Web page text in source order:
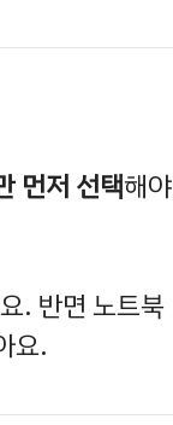
먼저 선택해야
. 반면 노트북
요.